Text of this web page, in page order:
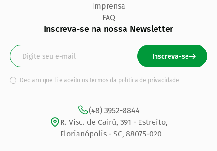
Imprensa
FAQ
Inscreva-se na nossa Newsletter
Declaro que li e aceito os termos da política de privacidade
Inscreva-se
R. Visc. de Cairú, 391 - Estreito,
Florianópolis - SC, 88075-020
(48) 3952-8844